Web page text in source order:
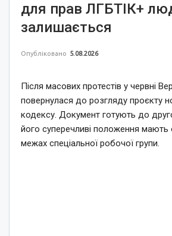
для прав ЛГБТІК+
залишається
Опубліковано 5.08.2026
Після масових протестів у червні
повернулася до розгляду проєкту
кодексу. Документ готують до
його суперечливі положення
межах спеціальної робочої групи.